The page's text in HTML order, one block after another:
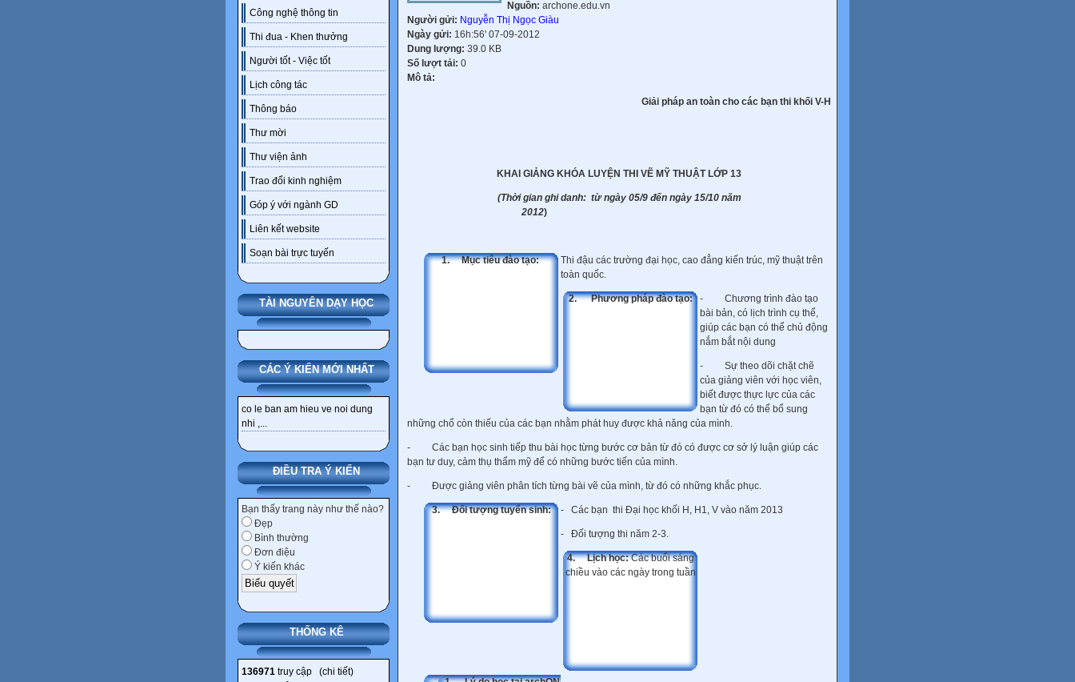
Công nghệ thông tin
Thi đua - Khen thưởng
Người tốt - Việc tốt
Lịch công tác
Thông báo
Thư mời
Thư viện ảnh
Trao đổi kinh nghiệm
Góp ý với ngành GD
Liên kết website
Soạn bài trực tuyến
TÀI NGUYÊN DẠY HỌC
CÁC Ý KIẾN MỚI NHẤT
co le ban am hieu ve noi dung
nhi ,...
ĐIỀU TRA Ý KIẾN
Bạn thấy trang này như thế nào?
Đẹp
Bình thường
Đơn điệu
Ý kiến khác
THỐNG KÊ
136971 truy cập (chi tiết)
Nguồn: archone.edu.vn
Người gửi: Nguyễn Thị Ngọc Giàu
Ngày gửi: 16h:56' 07-09-2012
Dung lượng: 39.0 KB
Số lượt tải: 0
Mô tả:
Giải pháp an toàn cho các bạn thi khối V-H
KHAI GIẢNG KHÓA LUYỆN THI VẼ MỸ THUẬT LỚP 13
(Thời gian ghi danh: từ ngày 05/9 đến ngày 15/10 năm
2012)
1.Mục tiêu đào tạo:
Thi đậu các trường đại học, cao đẳng kiến trúc, mỹ thuật trên
toàn quốc.
2.Phương pháp đào tạo:
- Chương trình đào tạo
bài bản, có lịch trình cụ thể,
giúp các bạn có thể chủ động
nắm bắt nội dung
- Sự theo dõi chặt chẽ
của giảng viên với học viên,
biết được thực lực của các
bạn từ đó có thể bổ sung
những chổ còn thiếu của các bạn nhằm phát huy được khả năng của mình.
- Các bạn học sinh tiếp thu bài học từng bước cơ bản từ đó có được cơ sở lý luận giúp các
bạn tư duy, cảm thụ thẩm mỹ để có những bước tiến của mình.
- Được giảng viên phân tích từng bài vẽ của mình, từ đó có những khắc phục.
3.Đối tượng tuyển sinh: - Các bạn thi Đại học khối H, H1, V vào năm 2013
- Đối tượng thi năm 2-3.
4.Lịch học:Các buổi sáng
chiều vào các ngày trong tuần